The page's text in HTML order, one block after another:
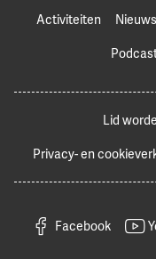
Activiteiten
Nieuws
Lid
Privacy- en
Facebook